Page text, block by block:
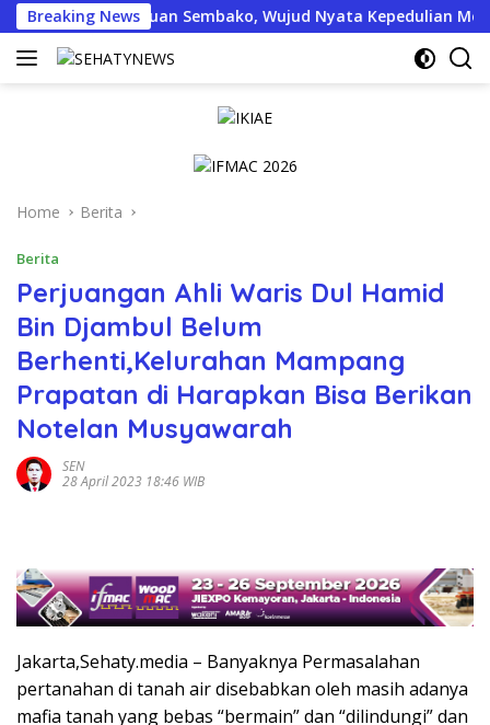
Skip
to
content
Breaking News
Bantuan Sembako, Wujud Nyata Kepedulian Melalui Dunia
Home Berita
Berita
Perjuangan Ahli Waris Dul Hamid
Bin Djambul Belum
Berhenti,Kelurahan Mampang
Prapatan di Harapkan Bisa Berikan
Notelan Musyawarah
SEN
28 April 2023 18:46 WIB
Jakarta,Sehaty.media – Banyaknya Permasalahan
pertanahan di tanah air disebabkan oleh masih adanya
mafia tanah yang bebas “bermain” dan “dilindungi” dan